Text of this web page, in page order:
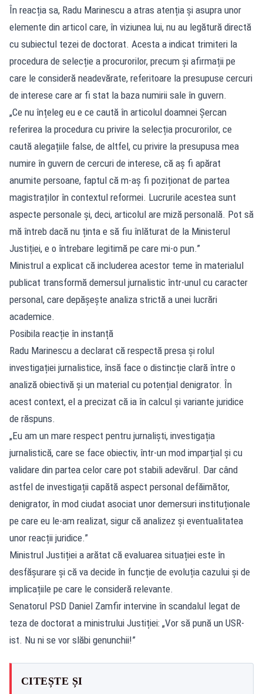
În reacția sa, Radu Marinescu a atras atenția și asupra unor
elemente din articol care, în viziunea lui, nu au legătură directă
cu subiectul tezei de doctorat. Acesta a indicat trimiteri la
procedura de selecție a procurorilor, precum și afirmații pe
care le consideră neadevărate, referitoare la presupuse cercuri
de interese care ar fi stat la baza numirii sale în guvern.
„Ce nu înțeleg eu e ce caută în articolul doamnei Șercan
referirea la procedura cu privire la selecția procurorilor, ce
caută alegațiile false, de altfel, cu privire la presupusa mea
numire în guvern de cercuri de interese, că aș fi apărat
anumite persoane, faptul că m-aș fi poziționat de partea
magistraților în contextul reformei. Lucrurile acestea sunt
aspecte personale și, deci, articolul are miză personală. Pot să
mă întreb dacă nu ținta e să fiu înlăturat de la Ministerul
Justiției, e o întrebare legitimă pe care mi-o pun.”
Ministrul a explicat că includerea acestor teme în materialul
publicat transformă demersul jurnalistic într-unul cu caracter
personal, care depășește analiza strictă a unei lucrări
academice.
Posibila reacție în instanță
Radu Marinescu a declarat că respectă presa și rolul
investigației jurnalistice, însă face o distincție clară între o
analiză obiectivă și un material cu potențial denigrator. În
acest context, el a precizat că ia în calcul și variante juridice
de răspuns.
„Eu am un mare respect pentru jurnaliști, investigația
jurnalistică, care se face obiectiv, într-un mod imparțial și cu
validare din partea celor care pot stabili adevărul. Dar când
astfel de investigații capătă aspect personal defăimător,
denigrator, în mod ciudat asociat unor demersuri instituționale
pe care eu le-am realizat, sigur că analizez și eventualitatea
unor reacții juridice.”
Ministrul Justiției a arătat că evaluarea situației este în
desfășurare și că va decide în funcție de evoluția cazului și de
implicațiile pe care le consideră relevante.
Senatorul PSD Daniel Zamfir intervine în scandalul legat de
teza de doctorat a ministrului Justiției: „Vor să pună un USR-
ist. Nu ni se vor slăbi genunchii!”
CITEȘTE ȘI